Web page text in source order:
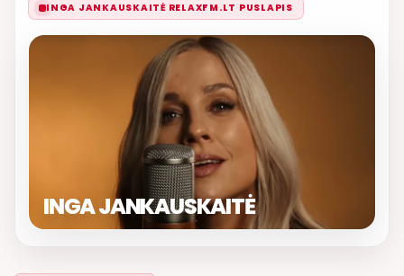
INGA JANKAUSKAITĖ RELAXFM.LT PUSLAPIS
INGA JANKAUSKAITĖ